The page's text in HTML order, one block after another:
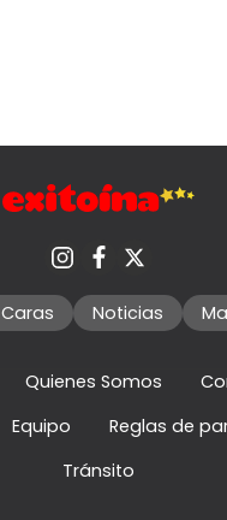
Caras Noticias
Quienes Somos
Equipo
Reglas de
Tránsito